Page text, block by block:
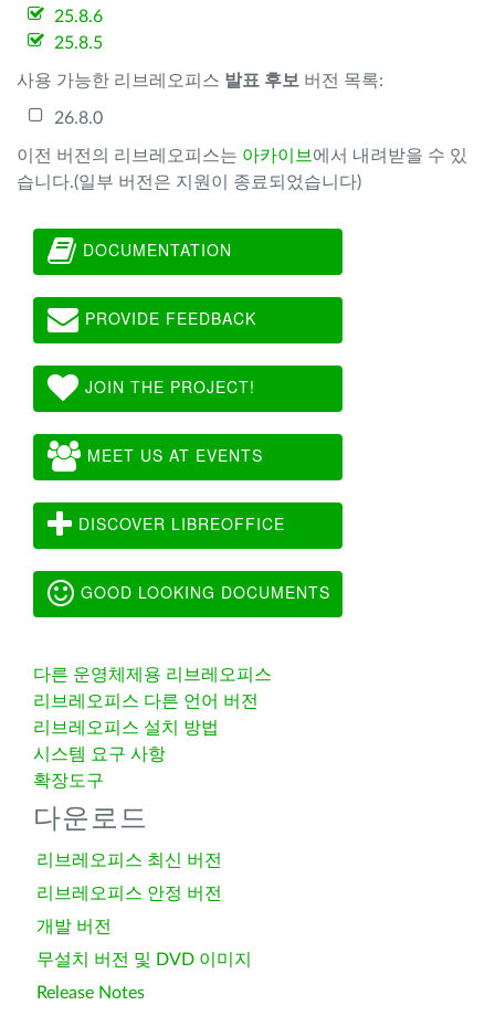
25.8.6
25.8.5
사용 가능한 리브레오피스 발표 후보 버전 목록:
26.8.0
이전 버전의 리브레오피스는 아카이브 에서 내려받을 수 있
습니다.(일부 버전은 지원이 종료되었습니다)
DOCUMENTATION
PROVIDE FEEDBACK
JOIN THE PROJECT!
MEET US AT EVENTS
DISCOVER LIBREOFFICE
GOOD LOOKING DOCUMENTS
다른 운영체제용 리브레오피스
리브레오피스 다른 언어 버전
리브레오피스 설치 방법
시스템 요구 사항
확장도구
다운로드
리브레오피스 최신 버전
리브레오피스 안정 버전
개발 버전
무설치 버전 및 DVD 이미지
Release Notes